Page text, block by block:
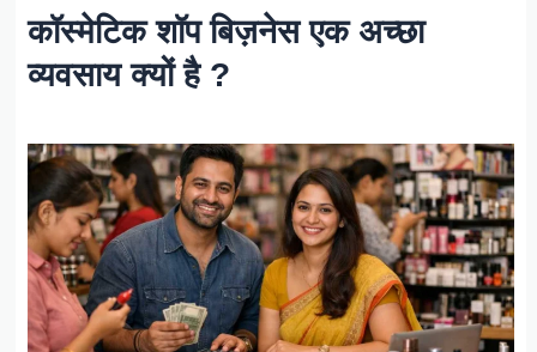
कॉस्मेटिक शॉप बिज़नेस एक अच्छा
व्यवसाय क्यों है ?